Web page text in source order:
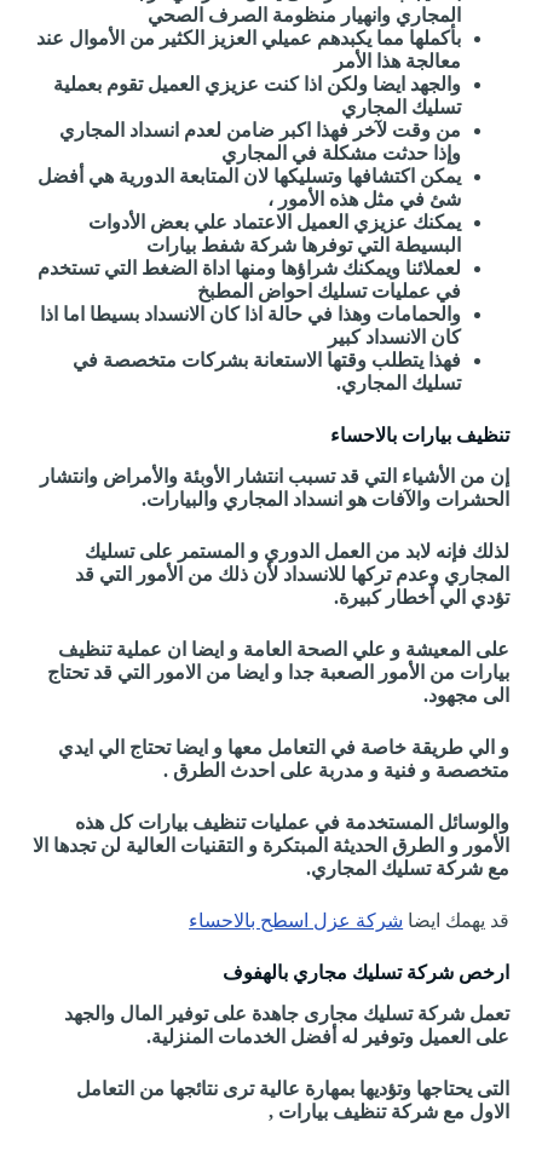
المجاري وانهيار منظومة الصرف الصحي
بأكملها مما يكبدهم عميلي العزيز الكثير من الأموال عند
معالجة هذا الأمر
والجهد ايضا ولكن اذا كنت عزيزي العميل تقوم بعملية
تسليك المجاري
من وقت لآخر فهذا اكبر ضامن لعدم انسداد المجاري
وإذا حدثت مشكلة في المجاري
يمكن اكتشافها وتسليكها لان المتابعة الدورية هي أفضل
شئ في مثل هذه الأمور ،
يمكنك عزيزي العميل الاعتماد علي بعض الأدوات
البسيطة التي توفرها شركة شفط بيارات
لعملائنا ويمكنك شراؤها ومنها اداة الضغط التي تستخدم
في عمليات تسليك احواض المطبخ
والحمامات وهذا في حالة اذا كان الانسداد بسيطا اما اذا
كان الانسداد كبير
فهذا يتطلب وقتها الاستعانة بشركات متخصصة في
تسليك المجاري.
تنظيف بيارات بالاحساء
إن من الأشياء التي قد تسبب انتشار الأوبئة والأمراض وانتشار
الحشرات والآفات هو انسداد المجاري والبيارات.
لذلك فإنه لابد من العمل الدوري و المستمر على تسليك
المجاري وعدم تركها للانسداد لأن ذلك من الأمور التي قد
تؤدي الي أخطار كبيرة.
على المعيشة و علي الصحة العامة و ايضا ان عملية تنظيف
بيارات من الأمور الصعبة جدا و ايضا من الامور التي قد تحتاج
الى مجهود.
و الي طريقة خاصة في التعامل معها و ايضا تحتاج الي ايدي
متخصصة و فنية و مدربة على احدث الطرق .
والوسائل المستخدمة في عمليات تنظيف بيارات كل هذه
الأمور و الطرق الحديثة المبتكرة و التقنيات العالية لن تجدها الا
مع شركة تسليك المجاري.
قد يهمك ايضا شركة عزل اسطح بالاحساء
ارخص شركة تسليك مجاري بالهفوف
تعمل شركة تسليك مجارى جاهدة على توفير المال والجهد
على العميل وتوفير له أفضل الخدمات المنزلية.
التى يحتاجها وتؤديها بمهارة عالية ترى نتائجها من التعامل
الاول مع شركة تنظيف بيارات ,